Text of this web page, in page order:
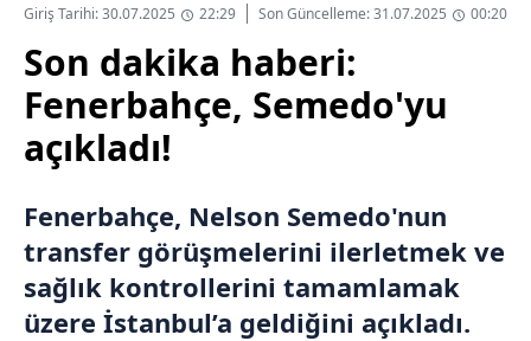
Giriş Tarihi: 30.07.2025
22:29 Son Güncelleme: 31.07.2025 00:20
Son dakika haberi:
Fenerbahçe, Semedo'yu
açıkladı!
Fenerbahçe, Nelson Semedo'nun
transfer görüşmelerini ilerletmek ve
sağlık kontrollerini tamamlamak
üzere İstanbul’a geldiğini açıkladı.